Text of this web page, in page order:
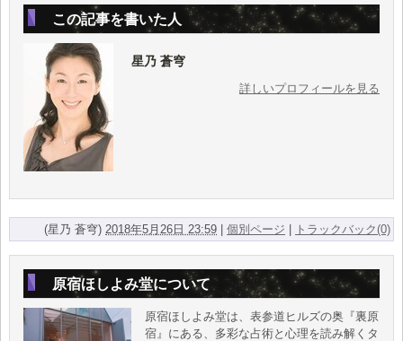
この記事を書いた人
星乃 蒼穹
詳しいプロフィールを見る
(星乃 蒼穹) 2018年5月26日 23:59 |個別ページ トラックバック(0)
原宿ほしよみ堂について
原宿ほしよみ堂は、表参道ヒルズの奥『裏原
宿』にある、多彩な占術と心理を読み解くタ